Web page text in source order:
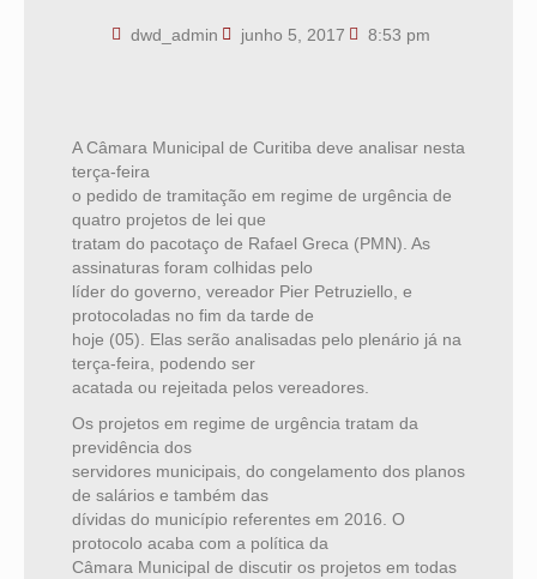
dwd_admin junho 5, 2017 8:53 pm
A Câmara Municipal de Curitiba deve analisar nesta
terça-feira
o pedido de tramitação em regime de urgência de
quatro projetos de lei que
tratam do pacotaço de Rafael Greca (PMN). As
assinaturas foram colhidas pelo
líder do governo, vereador Pier Petruziello, e
protocoladas no fim da tarde de
hoje (05). Elas serão analisadas pelo plenário já na
terça-feira, podendo ser
acatada ou rejeitada pelos vereadores.
Os projetos em regime de urgência tratam da
previdência dos
servidores municipais, do congelamento dos planos
de salários e também das
dívidas do município referentes em 2016. O
protocolo acaba com a política da
Câmara Municipal de discutir os projetos em todas